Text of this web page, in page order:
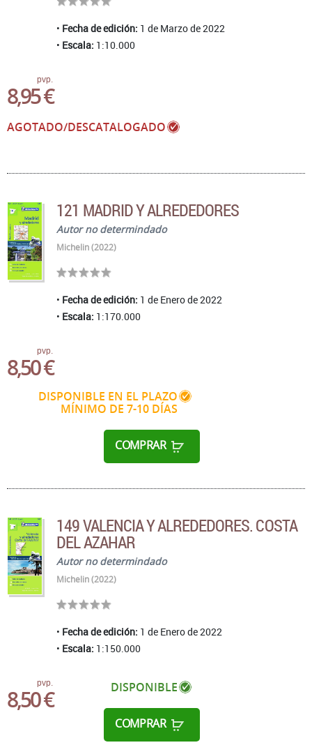
Fecha de edición: 1 de Marzo de 2022
Escala: 1:10.000
pvp.
8,95 €
AGOTADO/DESCATALOGADO
121 MADRID Y ALREDEDORES
Autor no determindado
Michelin (2022)
Fecha de edición: 1 de Enero de 2022
Escala: 1:170.000
pvp.
8,50 €
DISPONIBLE EN EL PLAZO
MÍNIMO DE 7-10 DÍAS
COMPRAR
149 VALENCIA Y ALREDEDORES. COSTA
DEL AZAHAR
Autor no determindado
Michelin (2022)
Fecha de edición: 1 de Enero de 2022
Escala: 1:150.000
pvp.
8,50 € DISPONIBLE
COMPRAR